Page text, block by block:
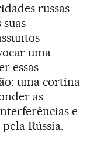
russas
uma
essas
uma cortina
as
e
Rússia.